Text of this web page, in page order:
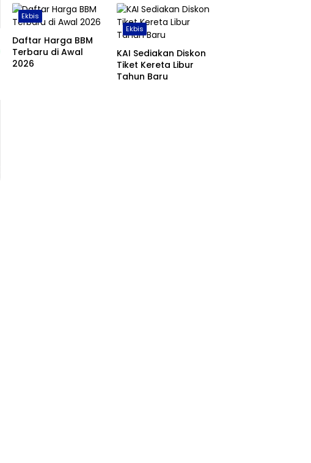
Tembus 355 Ribu
Hektare
Ekbis
Daftar Harga BBM
Terbaru di Awal
2026
Ekbis
KAI Sediakan Diskon
Tiket Kereta Libur
Tahun Baru